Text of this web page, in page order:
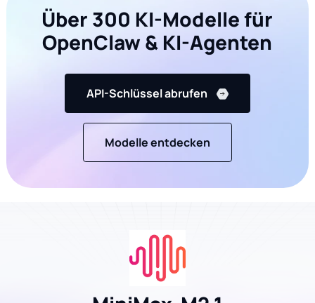
Über 300 KI-Modelle für
OpenClaw & KI-Agenten
API-Schlüssel abrufen
Modelle entdecken